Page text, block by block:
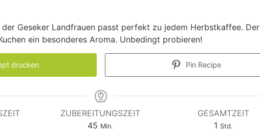
Geseker Landfrauen passt perfekt zu jedem Herbstkaffee. Der
ein besonderes Aroma. Unbedingt probieren!
drucken Pin Recipe
ZUBEREITUNGSZEIT
45 Minuten
Min.
GESAMTZEIT
1 Stunde
Std.